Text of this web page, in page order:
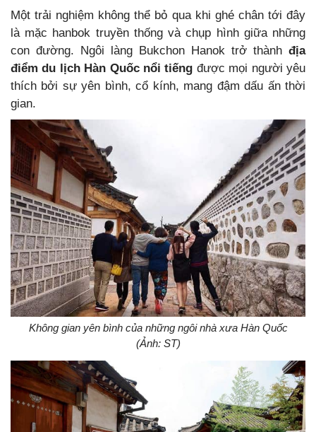
Một trải nghiệm không thể bỏ qua khi ghé chân tới đây
là mặc hanbok truyền thống và chụp hình giữa những
con đường. Ngôi làng Bukchon Hanok trở thành địa
điểm du lịch Hàn Quốc nổi tiếng được mọi người yêu
thích bởi sự yên bình, cổ kính, mang đậm dấu ấn thời
gian.
Không gian yên bình của những ngôi nhà xưa Hàn Quốc
(Ảnh: ST)